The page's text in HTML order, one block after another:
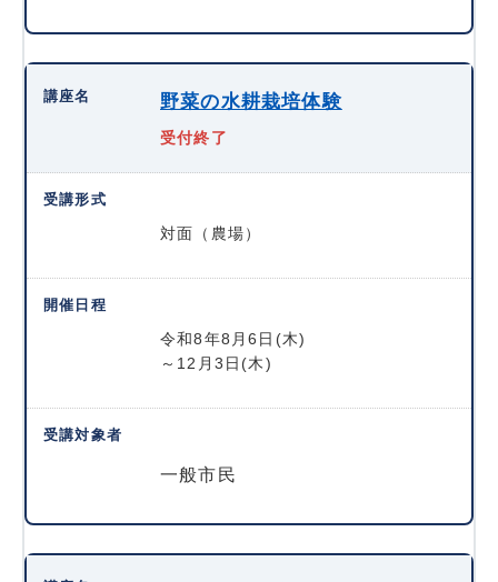
野菜の水耕栽培体験
受付終了
対面（農場）
令和8年8月6日(木)
～12月3日(木)
一般市民